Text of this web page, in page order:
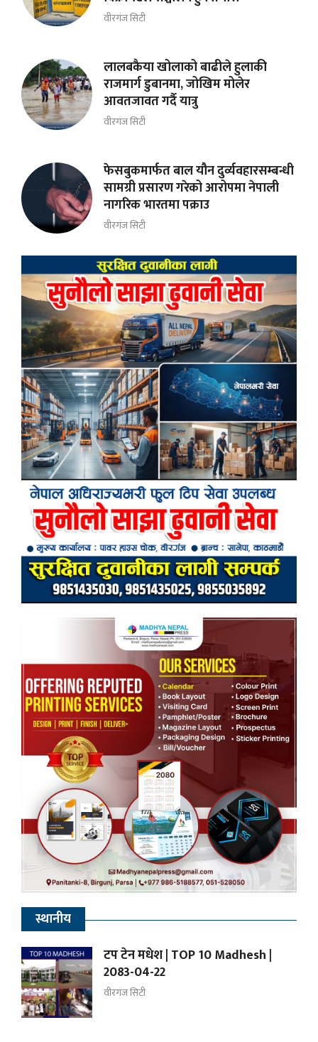
वीरगंज सिटी
लालबकैया खोलाको बाढीले हुलाकी
राजमार्ग डुबानमा, जोखिम मोलेर
आवतजावत गर्दै यात्रु
वीरगंज सिटी
फेसबुकमार्फत बाल यौन दुर्व्यवहारसम्बन्धी
सामग्री प्रसारण गरेको आरोपमा नेपाली
नागरिक भारतमा पक्राउ
वीरगंज सिटी
स्थानीय
टप टेन मधेश | TOP 10 Madhesh |
2083-04-22
वीरगंज सिटी